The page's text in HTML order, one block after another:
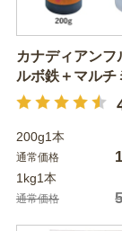
カナディアンフ
ルボ鉄＋マルチ
200g1本
通常価格
1kg1本
通常価格